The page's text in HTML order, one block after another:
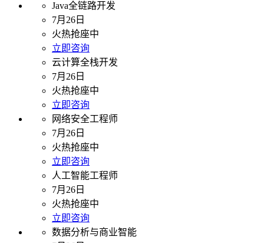
Java全链路开发
7月26日
火热抢座中
立即咨询
云计算全栈开发
7月26日
火热抢座中
立即咨询
网络安全工程师
7月26日
火热抢座中
立即咨询
人工智能工程师
7月26日
火热抢座中
立即咨询
数据分析与商业智能